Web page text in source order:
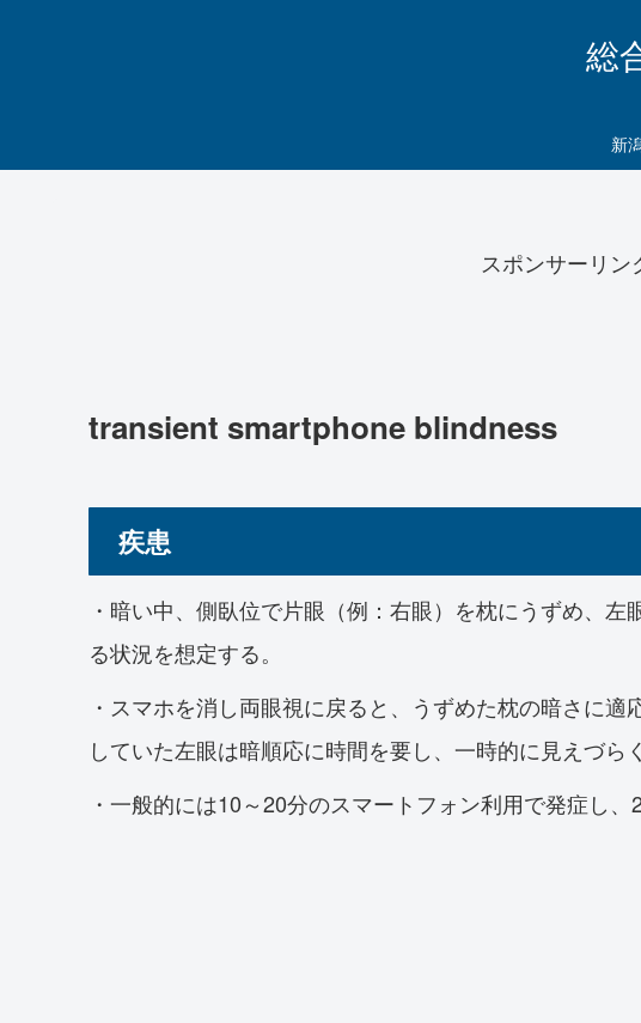
総
新
スポンサーリン
transient smartphone blindness
疾患
・暗い中、側臥位で片眼（例：右眼）を枕にうずめ、
る状況を想定する。
・スマホを消し両眼視に戻ると、うずめた枕の暗さに
していた左眼は暗順応に時間を要し、一時的に見えづら
・一般的には10～20分のスマートフォン利用で発症し